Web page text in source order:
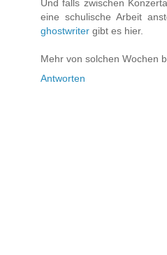
Und falls zwischen
eine schulische Arbeit
ghostwriter gibt es hier.
Mehr von solchen Wochen
Antworten